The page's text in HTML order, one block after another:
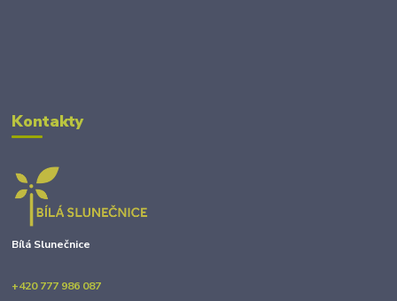
Kontakty
Bílá Slunečnice
+420 777 986 087